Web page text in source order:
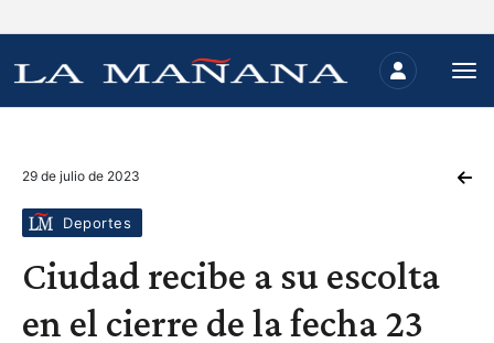
29 de julio de 2023
Deportes
Ciudad recibe a su escolta
en el cierre de la fecha 23